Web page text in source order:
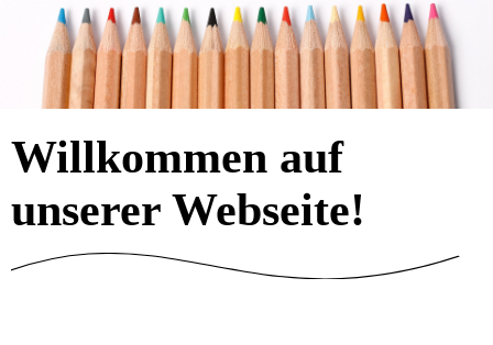
Willkommen auf
unserer Webseite!